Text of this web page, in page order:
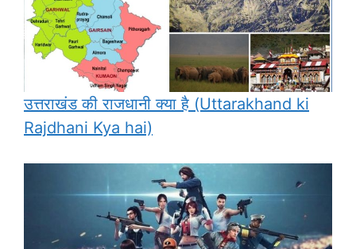
उत्तराखंड की राजधानी क्या है (Uttarakhand ki
Rajdhani Kya hai)